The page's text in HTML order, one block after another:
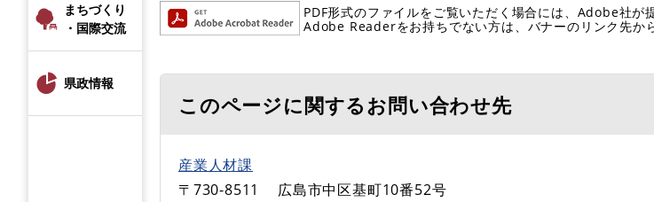
まちづくり
・国際交流
県政情報
PDF形式のファイルをご覧いただく場合には、Adobe社が
Adobe Readerをお持ちでない方は、バナーのリンク先か
このページに関するお問い合わせ先
産業人材課
〒730-8511
広島市中区基町10番52号